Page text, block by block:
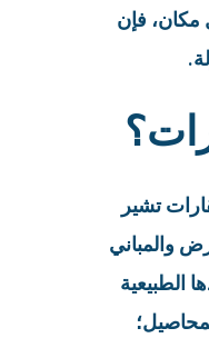
مكان، فإن
تشير
والمباني
الطبيعية